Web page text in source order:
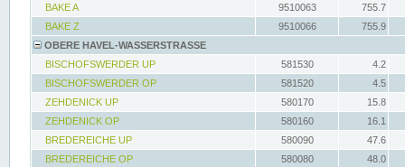
BAKE A
9510063
755.7
BAKE Z
9510066
755.9
OBERE HAVEL-WASSERSTRASSE
BISCHOFSWERDER UP
581530
4.2
BISCHOFSWERDER OP
581520
4.5
ZEHDENICK UP
580170
15.8
ZEHDENICK OP
580160
16.1
BREDEREICHE UP
580090
47.6
BREDEREICHE OP
580080
48.0